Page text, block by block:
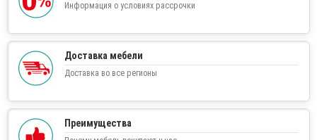
Информация о условиях рассрочки
Доставка мебели
Доставка во все регионы
Преимущества